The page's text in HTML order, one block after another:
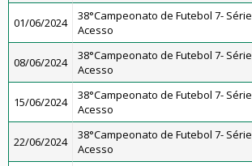
01/06/2024
38°Campeonato de Futebol 7- Série
Acesso
08/06/2024
38°Campeonato de Futebol 7- Série
Acesso
15/06/2024
38°Campeonato de Futebol 7- Série
Acesso
22/06/2024
38°Campeonato de Futebol 7- Série
Acesso